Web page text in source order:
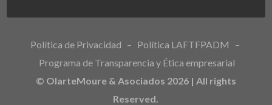
Política de Privacidad – Política LAFTFPADM
–
Programa de Transparencia y Ética empresarial
© OlarteMoure & Asociados 2026 | All rights
Reserved.